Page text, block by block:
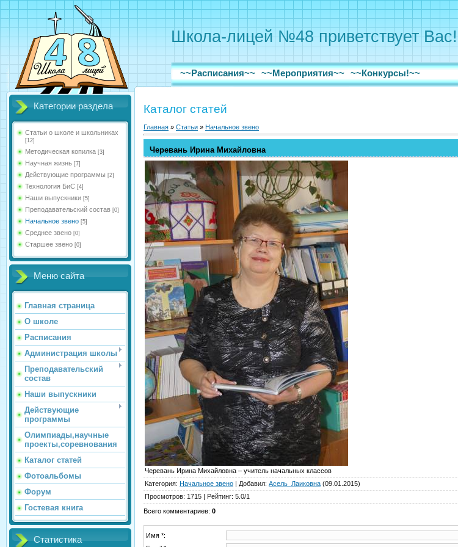
Школа-лицей №48 приветствует Вас!
~~Расписания~~ ~~Мероприятия~~ ~~Конкурсы!~~
Категории раздела
Статьи о школе и школьниках
[12]
Методическая копилка [3]
Научная жизнь [7]
Действующие программы [2]
Технология БиС [4]
Наши выпускники [5]
Преподавательский состав [0]
Начальное звено [5]
Среднее звено [0]
Старшее звено [0]
Меню сайта
Главная страница
О школе
Расписания
Администрация школы
Преподавательский
состав
Наши выпускники
Действующие
программы
Олимпиады,научные
проекты,соревнования
Каталог статей
Фотоальбомы
Форум
Гостевая книга
Статистика
Каталог статей
Главная » Статьи » Начальное звено
Черевань Ирина Михайловна
Черевань Ирина Михайловна – учитель начальных классов
Категория: Начальное звено | Добавил: Асель_Лаиковна (09.01.2015)
Просмотров: 1715 | Рейтинг: 5.0/1
Всего комментариев: 0
Имя *: